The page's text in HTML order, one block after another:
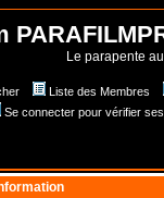
Le parapente
Liste des Membres
Se connecter pour vérifier